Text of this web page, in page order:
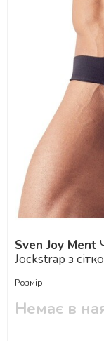
Sven Joy Ment
Jockstrap з
Розмір
Немає в